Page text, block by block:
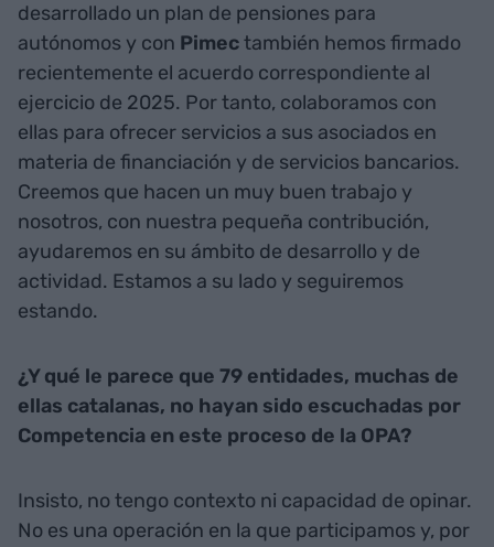
desarrollado un plan de pensiones para
autónomos y con Pimectambién hemos firmado
recientemente el acuerdo correspondiente al
ejercicio de 2025. Por tanto, colaboramos con
ellas para ofrecer servicios a sus asociados en
materia de financiación y de servicios bancarios.
Creemos que hacen un muy buen trabajo y
nosotros, con nuestra pequeña contribución,
ayudaremos en su ámbito de desarrollo y de
actividad. Estamos a su lado y seguiremos
estando.
¿Y qué le parece que 79 entidades, muchas de
ellas catalanas, no hayan sido escuchadas por
Competencia en este proceso de la OPA?
Insisto, no tengo contexto ni capacidad de opinar.
No es una operación en la que participamos y, por